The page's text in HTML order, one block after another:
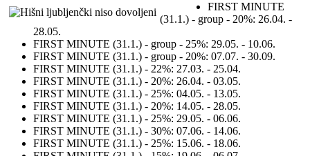
FIRST MINUTE
(31.1.) - group - 20%: 26.04. -
28.05.
FIRST MINUTE (31.1.) - group - 25%: 29.05. - 10.06.
FIRST MINUTE (31.1.) - group - 20%: 07.07. - 30.09.
FIRST MINUTE (31.1.) - 22%: 27.03. - 25.04.
FIRST MINUTE (31.1.) - 20%: 26.04. - 03.05.
FIRST MINUTE (31.1.) - 25%: 04.05. - 13.05.
FIRST MINUTE (31.1.) - 20%: 14.05. - 28.05.
FIRST MINUTE (31.1.) - 25%: 29.05. - 06.06.
FIRST MINUTE (31.1.) - 30%: 07.06. - 14.06.
FIRST MINUTE (31.1.) - 25%: 15.06. - 18.06.